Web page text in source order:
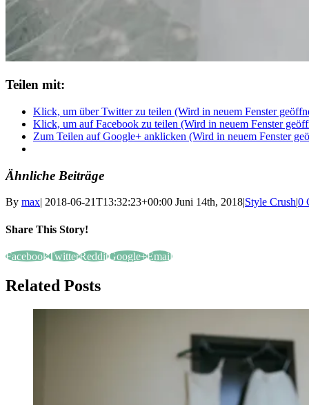
Teilen mit:
Klick, um über Twitter zu teilen (Wird in neuem Fenster
Klick, um auf Facebook zu teilen (Wird in neuem Fenster
Zum Teilen auf Google+ anklicken (Wird in neuem Fenster
Ähnliche Beiträge
By max| 2018-06-21T13:32:23+00:00 Juni 14th, 2018|Style Crush|0
Share This Story!
FacebookTwitterRedditGoogle+Email
Related Posts